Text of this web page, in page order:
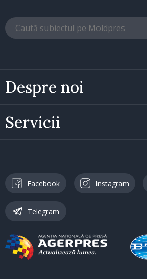
Despre noi
Servicii
Facebook Instagram
Telegram